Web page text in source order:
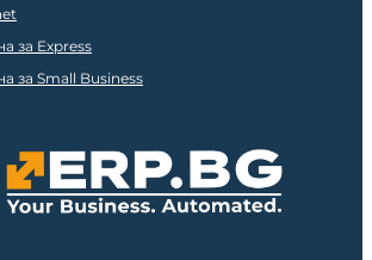
за Express
за Small Business